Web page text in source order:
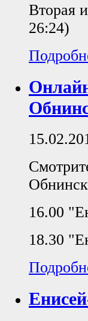
Вторая
26:24)
16.00
18.30